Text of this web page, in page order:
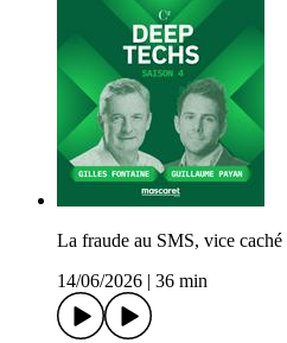
La fraude au SMS, vice caché
14/06/2026
36 min